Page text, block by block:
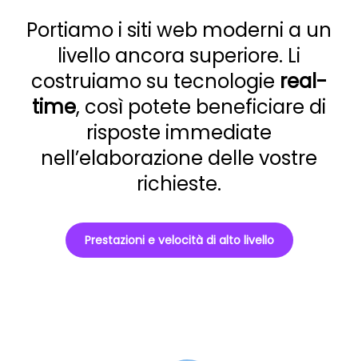
Portiamo i siti web moderni a un
livello ancora superiore. Li
costruiamo su tecnologie real-
time, così potete beneficiare di
risposte immediate
nell’elaborazione delle vostre
richieste.
Prestazioni e velocità di alto livello